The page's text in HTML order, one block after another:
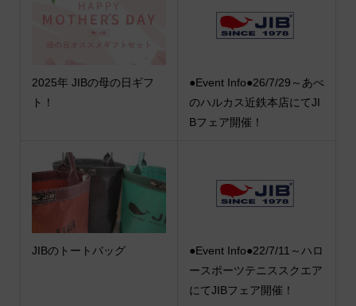
2025年 JIBの母の日ギフ
ト！
●Event Info●26/7/29～あべ
のハルカス近鉄本店にてJI
Bフェア開催！
JIBのトートバッグ
●Event Info●22/7/11～ハロ
ースポーツテニススクエア
にてJIBフェア開催！